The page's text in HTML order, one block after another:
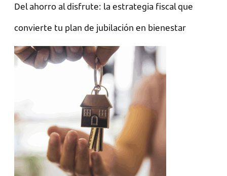
Del ahorro al disfrute: la estrategia fiscal que
convierte tu plan de jubilación en bienestar